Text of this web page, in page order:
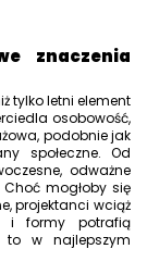
znaczenia
tylko letni element
osobowość,
podobnie jak
społeczne. Od
odważne
mogłoby się
projektanci wciąż
i formy potrafią
to w najlepszym